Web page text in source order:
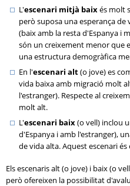
L'escenari mitjà baixés molt
però suposa una esperança
(baix amb la resta d'Espanya i
són un creixement menor que
una estructura demogràfica
En l'escenari alt(o jove) es
vida baixa amb migració molt
l'estranger). Respecte al
molt alt.
L'escenari baix(o vell) inclou
d'Espanya i amb l'estranger),
de vida alta. Aquest escenari
Els escenaris alt (o jove) i baix (o
però ofereixen la possibilitat